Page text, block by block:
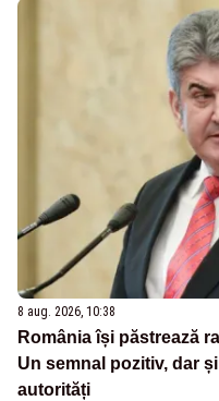
8 aug. 2026, 10:38
România își păstrează
Un semnal pozitiv, dar
autorități